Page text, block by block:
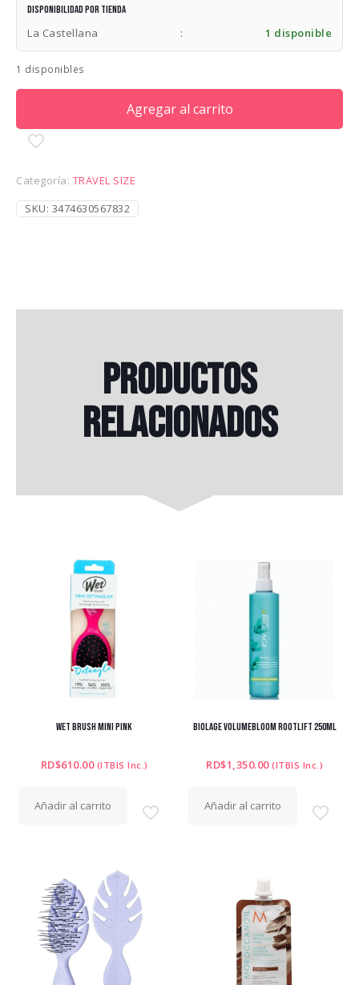
Disponibilidad por tienda
La Castellana : 1 disponible
1 disponibles
Agregar al carrito
Categoría: TRAVEL SIZE
SKU: 3474630567832
Productos
relacionados
WET BRUSH MINI PINK
RD$610.00 (ITBIS Inc.)
Añadir al carrito
BIOLAGE VOLUMEBLOOM ROOTLIFT 250ML
RD$1,350.00 (ITBIS Inc.)
Añadir al carrito